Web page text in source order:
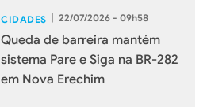
CIDADES | 22/07/2026 - 09h58
Queda de barreira mantém
sistema Pare e Siga na BR-282
em Nova Erechim